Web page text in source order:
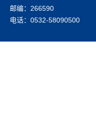
邮编：266590
电话：0532-58090500